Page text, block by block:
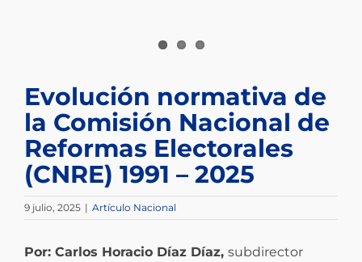
Evolución normativa de
la Comisión Nacional de
Reformas Electorales
(CNRE) 1991 – 2025
9 julio, 2025 | Artículo Nacional
Por: Carlos Horacio Díaz Díaz, subdirector